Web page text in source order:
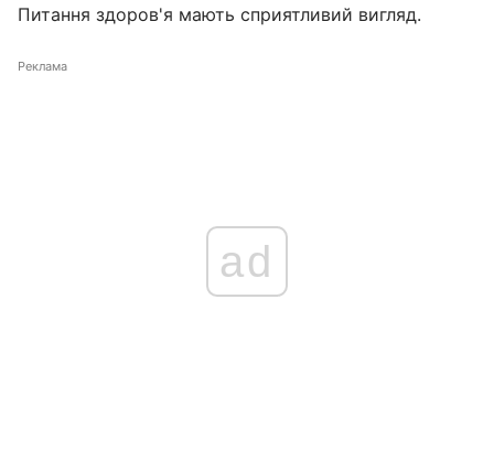
Питання здоров'я мають сприятливий вигляд.
Реклама
ad